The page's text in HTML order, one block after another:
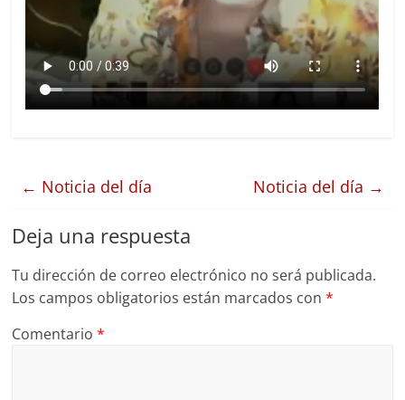
← Noticia del día Noticia del día →
Deja una respuesta
Tu dirección de correo electrónico no será publicada.
Los campos obligatorios están marcados con*
Comentario*